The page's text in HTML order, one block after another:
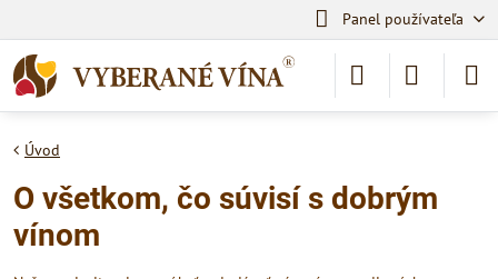
Panel používateľa
Úvod
O všetkom, čo súvisí s dobrým
vínom